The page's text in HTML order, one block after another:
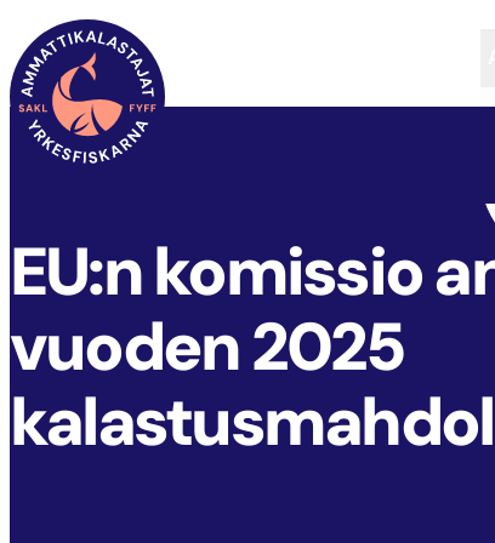
FYFF ARTIKLAR
EU:n komissio
vuoden 2025